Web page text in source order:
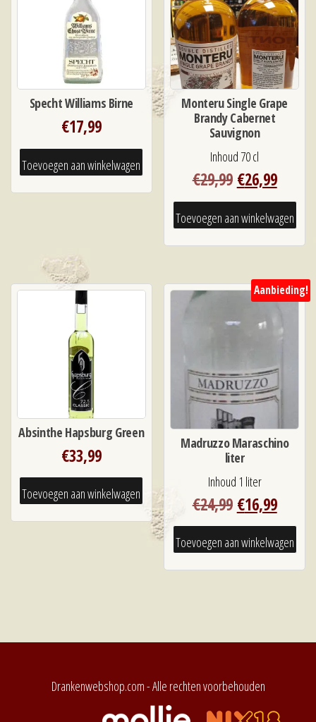
Specht Williams Birne
€17,99
Toevoegen aan winkelwagen
Monteru Single Grape
Brandy Cabernet
Sauvignon
Inhoud 70 cl
€29,99
prijs
was:
€29,99.
€26,99
prijs
is:
Toevoegen aan winkelwagen
Absinthe Hapsburg Green
€33,99
Toevoegen aan winkelwagen
Aanbieding!
Madruzzo Maraschino
liter
Inhoud 1 liter
€24,99
prijs
was:
€16,99
prijs
is:
Toevoegen aan winkelwagen
Drankenwebshop.com - Alle rechten voorbehouden